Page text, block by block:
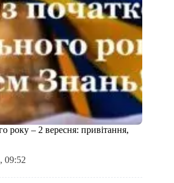
року – 2 вересня: привітання,
09:52